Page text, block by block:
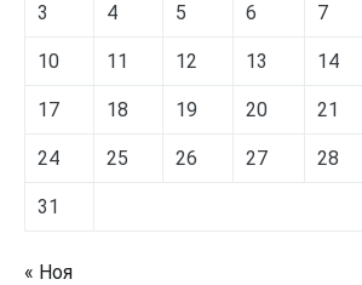
3 4 5 6 7
10 11 12 13 14
17 18 19 20 21
24 25 26 27 28
31
« Ноя